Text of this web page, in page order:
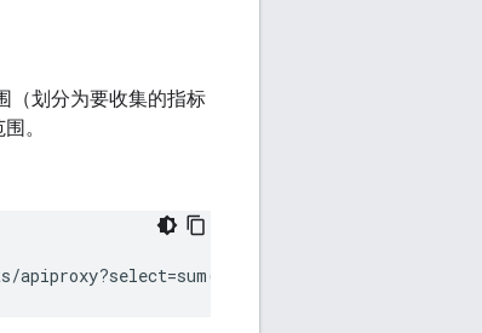
（划分为要收集的指标
。